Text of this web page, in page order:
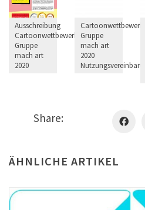
Ausschreibung
Cartoonwettbewerb
Gruppe
mach art
2020
Cartoonwettbewerb
Gruppe
mach art
2020
Share:
ÄHNLICHE ARTIKEL